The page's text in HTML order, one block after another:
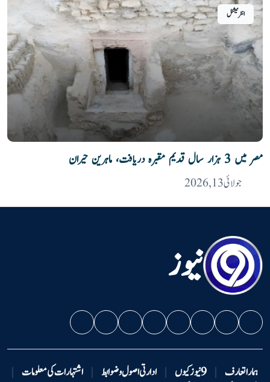
انٹرنیشنل
مصر میں 3 ہزار سال قدیم مقبرہ دریافت، ماہرین حیران
جولائی 13, 2026
نیوز
ہمارا تعارف | 9 نیوزکیوں | ادارتی اصول و ضوابط | اشتہارات کی معلومات |